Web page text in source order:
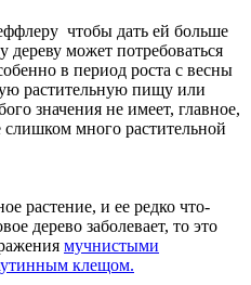
чтобы дать ей больше
дереву может потребоваться
в период роста с весны
растительную пищу или
значения не имеет, главное,
много растительной
растение, и ее редко что-
дерево заболевает, то это
мучнистыми
клещом.